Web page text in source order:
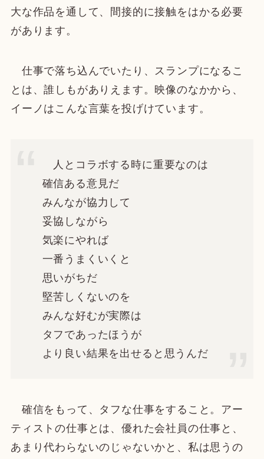
大な作品を通して、間接的に接触をはかる必要
があります。
仕事で落ち込んでいたり、スランプになるこ
とは、誰しもがありえます。映像のなかから、
イーノはこんな言葉を投げけています。
人とコラボする時に重要なのは
確信ある意見だ
みんなが協力して
妥協しながら
気楽にやれば
一番うまくいくと
思いがちだ
堅苦しくないのを
みんな好むが実際は
タフであったほうが
より良い結果を出せると思うんだ
確信をもって、タフな仕事をすること。アー
ティストの仕事とは、優れた会社員の仕事と、
あまり代わらないのじゃないかと、私は思うの